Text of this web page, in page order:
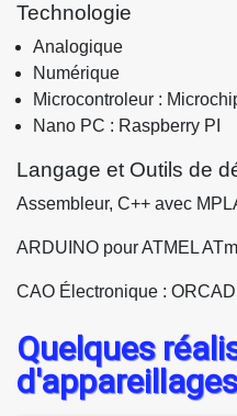
Technologie
Analogique
Numérique
Microcontroleur :
Nano PC : Raspberry PI
Langage et Outils de
Assembleur, C++ avec
ARDUINO pour ATMEL
CAO Électronique :
Quelques